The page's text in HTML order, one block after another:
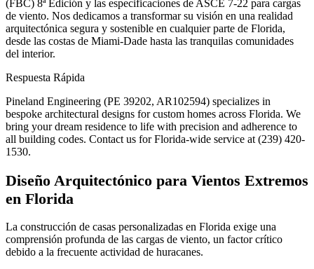
(FBC) 8ª Edición y las especificaciones de ASCE 7-22 para cargas
de viento. Nos dedicamos a transformar su visión en una realidad
arquitectónica segura y sostenible en cualquier parte de Florida,
desde las costas de Miami-Dade hasta las tranquilas comunidades
del interior.
Respuesta Rápida
Pineland Engineering (PE 39202, AR102594) specializes in
bespoke architectural designs for custom homes across Florida. We
bring your dream residence to life with precision and adherence to
all building codes. Contact us for Florida-wide service at (239) 420-
1530.
Diseño Arquitectónico para Vientos Extremos
en Florida
La construcción de casas personalizadas en Florida exige una
comprensión profunda de las cargas de viento, un factor crítico
debido a la frecuente actividad de huracanes.